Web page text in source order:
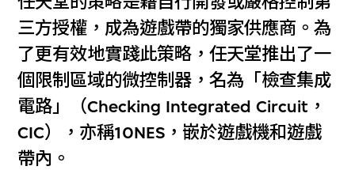
三方授權，成為遊戲帶的獨家供應商。為
了更有效地實踐此策略，任天堂推出了一
個限制區域的微控制器，名為「檢查集成
電路」（Checking Integrated Circuit，
CIC），亦稱10NES，嵌於遊戲機和遊戲
帶內。